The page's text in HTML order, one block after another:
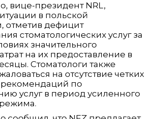
вице-президент NRL,
в польской
отметив дефицит
стоматологических услуг за
значительного
на их предоставление в
Стоматологи также
на отсутствие четких
рекомендаций по
услуг в период усиленного